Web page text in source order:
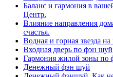
Баланс и гармония в
Центр.
Влияние направления
счастья.
Водная и горная звезда
Входная дверь по фэн шуй
Гармония жилой зоны по
Денежный фэн шуй